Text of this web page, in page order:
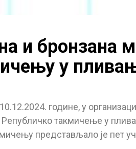
и бронзана
у
године, у
такмичење у
представљало је пет